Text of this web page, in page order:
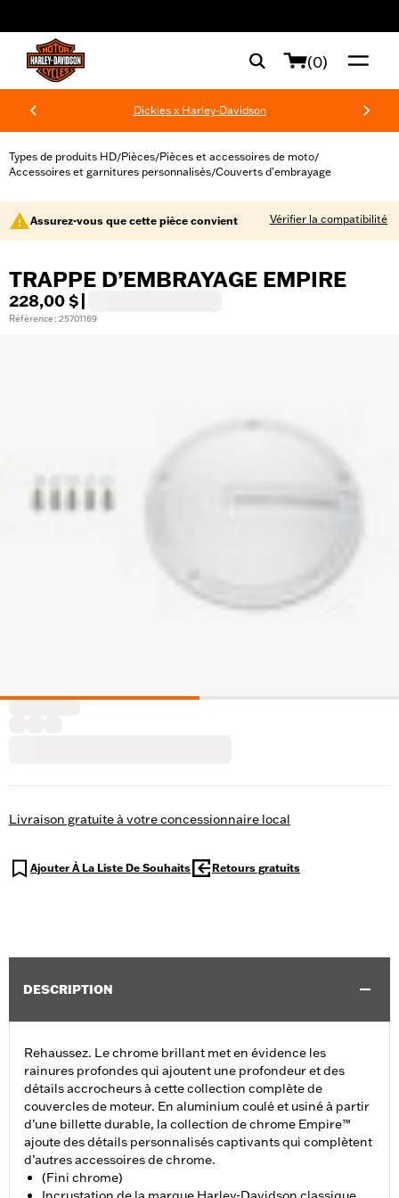
(0)
Dickies x Harley-Davidson
Types de produits HD/Pièces/Pièces et accessoires de moto/
Accessoires et garnitures personnalisés/Couverts d'embrayage
Assurez-vous que cette pièce convient Vérifier la compatibilité
TRAPPE D’EMBRAYAGE EMPIRE
228,00 $
Référence : 25701169
Livraison gratuite à votre concessionnaire local
Ajouter À La Liste De Souhaits Retours gratuits
DESCRIPTION
Rehaussez. Le chrome brillant met en évidence les
rainures profondes qui ajoutent une profondeur et des
détails accrocheurs à cette collection complète de
couvercles de moteur. En aluminium coulé et usiné à partir
d’une billette durable, la collection de chrome Empire™
ajoute des détails personnalisés captivants qui complètent
d’autres accessoires de chrome.
(Fini chrome)